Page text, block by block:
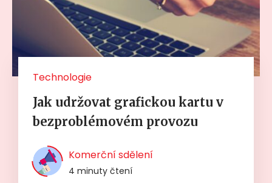
Technologie
Jak udržovat grafickou kartu v
bezproblémovém provozu
Komerční sdělení
4 minuty čtení